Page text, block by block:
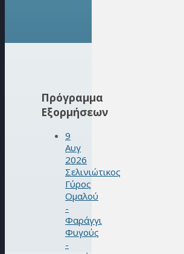
Πρόγραμμα
Εξορμήσεων
9
Αυγ
2026
Σελινιώτικος
Γύρος
Ομαλού
-
Φαράγγι
Φυγούς
-